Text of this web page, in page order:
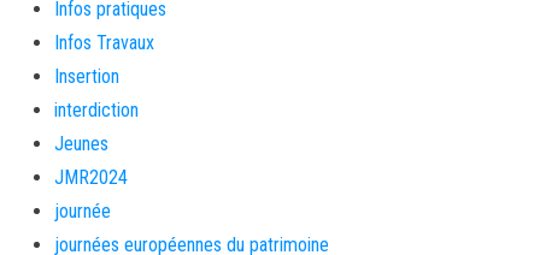
Infos pratiques
Infos Travaux
Insertion
interdiction
Jeunes
JMR2024
journée
journées européennes du patrimoine